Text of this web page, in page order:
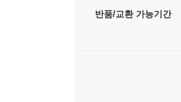
반품/교환 가능기간